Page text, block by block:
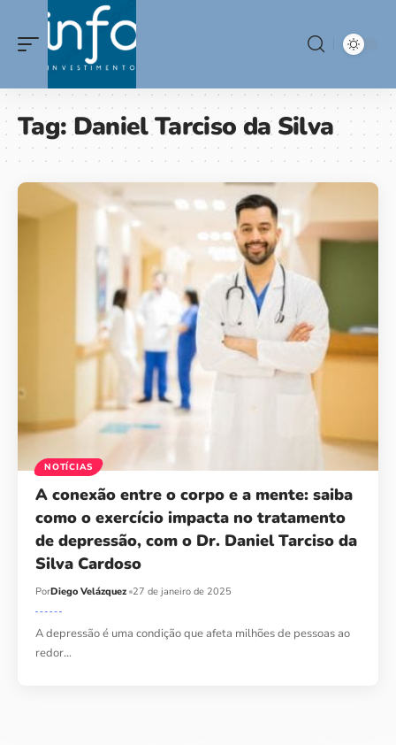
Tag:Daniel Tarciso da Silva
NOTÍCIAS
A conexão entre o corpo e a mente: saiba
como o exercício impacta no tratamento
de depressão, com o Dr. Daniel Tarciso da
Silva Cardoso
PorDiego Velázquez 27 de janeiro de 2025
A depressão é uma condição que afeta milhões de pessoas ao
redor…